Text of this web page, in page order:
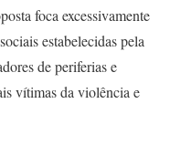
foca excessivamente
estabelecidas pela
de periferias e
vítimas da violência e